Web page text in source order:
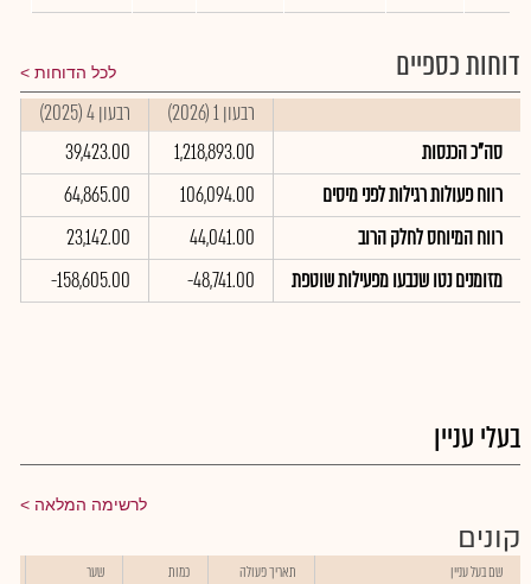
דוחות כספיים לכל הדוחות
רבעון 1 (2026) רבעון 4 (2025)
סה"כ הכנסות
1,218,893.00
39,423.00
רווח פעולות רגילות לפני מיסים
106,094.00
64,865.00
רווח המיוחס לחלק הרוב
44,041.00
23,142.00
מזומנים נטו שנבעו מפעילות שוטפת
-48,741.00
-158,605.00
בעלי עניין
לרשימה המלאה
קונים
שם בעל עניין תאריך פעולה כמות שער